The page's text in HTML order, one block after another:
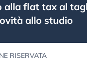
alla flat tax al
allo studio
RISERVATA